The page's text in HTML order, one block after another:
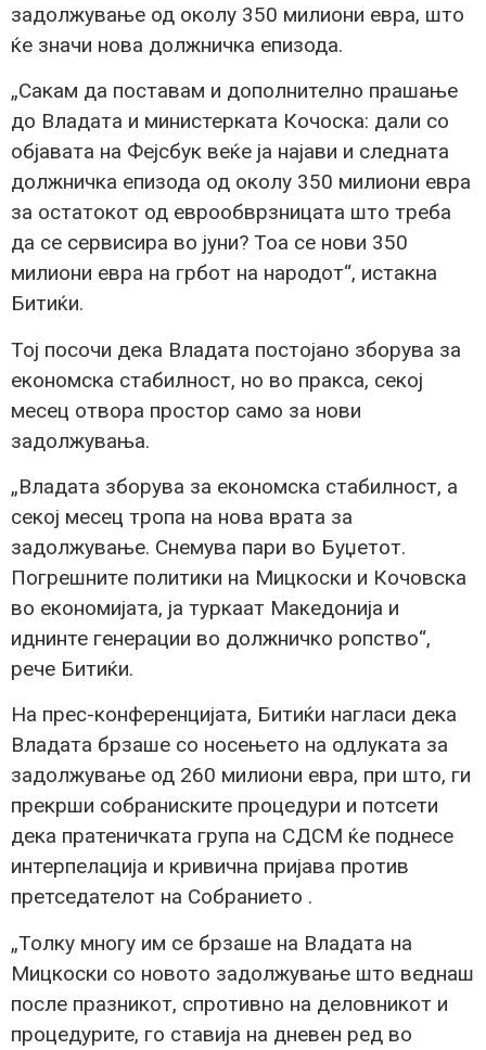
задолжување од околу 350 милиони евра, што
ќе значи нова должничка епизода.
„Сакам да поставам и дополнително прашање
до Владата и министерката Кочоска: дали со
објавата на Фејсбук веќе ја најави и следната
должничка епизода од околу 350 милиони евра
за остатокот од еврообврзницата што треба
да се сервисира во јуни? Тоа се нови 350
милиони евра на грбот на народот“, истакна
Битиќи.
Тој посочи дека Владата постојано зборува за
економска стабилност, но во пракса, секој
месец отвора простор само за нови
задолжувања.
„Владата зборува за економска стабилност, а
секој месец тропа на нова врата за
задолжување. Снемува пари во Буџетот.
Погрешните политики на Мицкоски и Кочовска
во економијата, ја туркаат Македонија и
иднинте генерации во должничко ропство“,
рече Битиќи.
На прес-конференцијата, Битиќи нагласи дека
Владата брзаше со носењето на одлуката за
задолжување од 260 милиони евра, при што, ги
прекрши собраниските процедури и потсети
дека пратеничката група на СДСМ ќе поднесе
интерпелација и кривична пријава против
претседателот на Собранието .
„Толку многу им се брзаше на Владата на
Мицкоски со новото задолжување што веднаш
после празникот, спротивно на деловникот и
процедурите, го ставија на дневен ред во